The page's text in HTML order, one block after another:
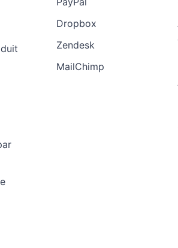
Dropbox
Zendesk
MailChimp